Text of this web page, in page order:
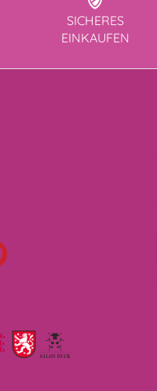
SICHERES
EINKAUFEN